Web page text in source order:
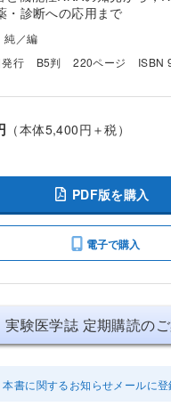
・診断への応用まで
／編
行
B5判 220ページ ISBN
（本体5,400円＋税）
PDF版を購入
電子で購入
実験医学誌 定期購読の
本書に関するお知らせメールに登